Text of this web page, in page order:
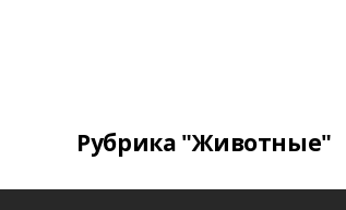
Рубрика "Животные"